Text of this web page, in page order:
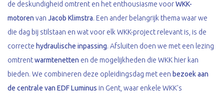
de deskundigheid omtrent en het enthousiasme voorWKK-
motoren van Jacob Klimstra. Een ander belangrijk thema waar we
die dag bij stilstaan en wat voor elk WKK-project relevant is, is de
correcte hydraulische inpassing. Afsluiten doen we met een lezing
omtrentwarmtenetten en de mogelijkheden die WKK hier kan
bieden. We combineren deze opleidingsdag met een bezoek aan
de centrale van EDF Luminus in Gent, waar enkele WKK's